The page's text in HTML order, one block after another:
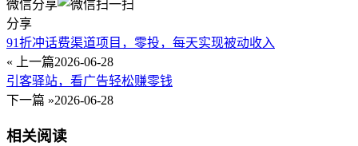
微信分享
分享
91折冲话费渠道项目，零投，每天实现被动收入
« 上一篇2026-06-28
引客驿站，看广告轻松赚零钱
下一篇 »2026-06-28
相关阅读